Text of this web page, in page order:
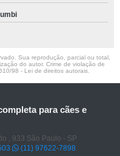
Sua reprodução, parcial ou total,
do autor. Crime de violação de
98 - Lei de direitos autorais
para cães e
, 933 São Paulo - SP
(11) 97622-7898